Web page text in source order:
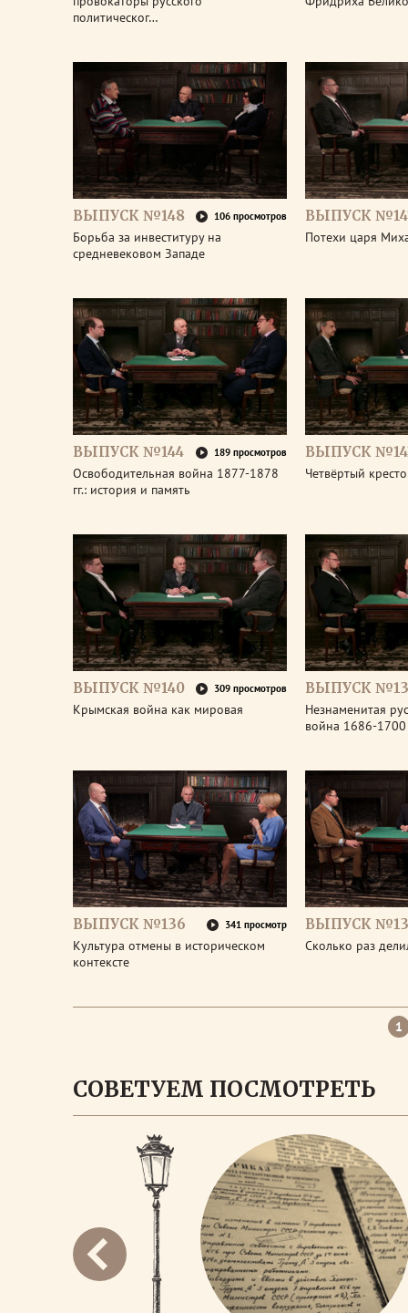
политическог…
ВЫПУСК №148 106 просмотров
Борьба за инвеституру на
средневековом Западе
ВЫПУСК
Потехи царя
ВЫПУСК №144 189 просмотров
Освободительная война 1877-1878
гг.: история и память
ВЫПУСК
Четвёртый
ВЫПУСК №140 309 просмотров
Крымская война как мировая
ВЫПУСК
Незнаменитая
война 1686-1700
ВЫПУСК №136 341 просмотр
Культура отмены в историческом
контексте
ВЫПУСК
Сколько раз
1
СОВЕТУЕМ ПОСМОТРЕТЬ